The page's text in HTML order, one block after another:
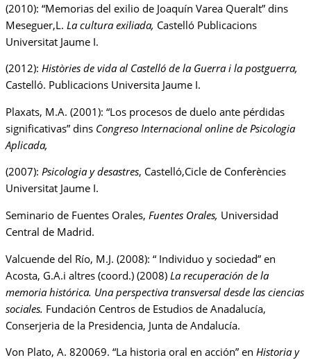
(2010): “Memorias del exilio de Joaquín Varea Queralt” dins
Meseguer,L. La cultura exiliada, Castelló Publicacions
Universitat Jaume I.
(2012): Històries de vida al Castelló de la Guerra i la postguerra,
Castelló. Publicacions Universita Jaume I.
Plaxats, M.A. (2001): “Los procesos de duelo ante pérdidas
significativas” dins Congreso Internacional online de Psicologia
Aplicada,
(2007): Psicologia y desastres, Castelló,Cicle de Conferències
Universitat Jaume I.
Seminario de Fuentes Orales, Fuentes Orales, Universidad
Central de Madrid.
Valcuende del Río, M.J. (2008): “ Individuo y sociedad” en
Acosta, G.A.i altres (coord.) (2008) La recuperación de la
memoria histórica. Una perspectiva transversal desde las ciencias
sociales. Fundación Centros de Estudios de Anadalucía,
Conserjeria de la Presidencia, Junta de Andalucía.
Von Plato, A. 820069. “La historia oral en acción” en Historia y